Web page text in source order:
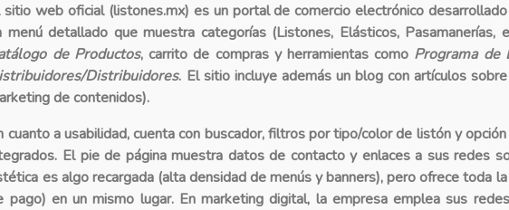
sitio web oficial (listones.mx) es un portal de comercio electrónico
menú detallado que muestra categorías (Listones, Elásticos, Pasamanerías,
de Productos, carrito de compras y herramientas como Programa de
Distribuidores. El sitio incluye además un blog con artículos
de contenidos).
cuanto a usabilidad, cuenta con buscador, filtros por tipo/color de listón y
El pie de página muestra datos de contacto y enlaces a sus redes
es algo recargada (alta densidad de menús y banners), pero ofrece toda
pago) en un mismo lugar. En marketing digital, la empresa emplea sus